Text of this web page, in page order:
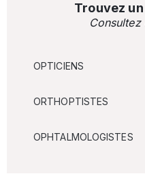
Trouvez
Consultez
OPTICIENS
ORTHOPTISTES
OPHTALMOLOGISTES